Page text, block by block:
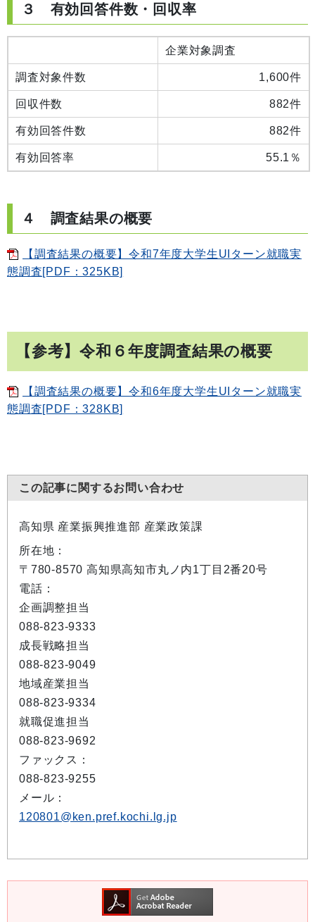
３ 有効回答件数・回収率
企業対象調査
調査対象件数 1,600件
回収件数 882件
有効回答件数 882件
有効回答率 55.1％
４ 調査結果の概要
【調査結果の概要】令和7年度大学生UIターン就職実
態調査[PDF：325KB]
【参考】令和６年度調査結果の概要
【調査結果の概要】令和6年度大学生UIターン就職実
態調査[PDF：328KB]
この記事に関するお問い合わせ
高知県 産業振興推進部 産業政策課
所在地：
〒780-8570 高知県高知市丸ノ内1丁目2番20号
電話：
企画調整担当
088-823-9333
成長戦略担当
088-823-9049
地域産業担当
088-823-9334
就職促進担当
088-823-9692
ファックス：
088-823-9255
メール：
120801@ken.pref.kochi.lg.jp